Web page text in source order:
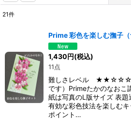
並び順:
絞り込む
21件
Prime 彩色を楽しむ撫子
1,430円(税込)
11点
難しさレベル ★★☆☆☆（
です）Primeたかのなおこ
紙は写真のL版サイズ 表題
有効な彩色技法を楽しむ
ポイント…